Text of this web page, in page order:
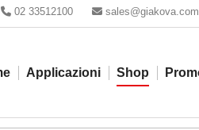
02 33512100 sales@giakova.com
Applicazioni Shop